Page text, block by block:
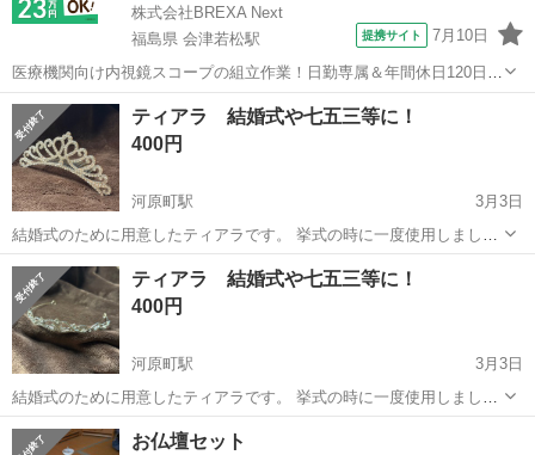
株式会社BREXA Next
福島県 会津若松駅
提携サイト 7月10日
医療機関向け内視鏡スコープの組立作業！日勤専属＆年間休日120日
★◎20代～40代の男女活躍中！送迎あり！マイカー通勤OK◎無料駐車
場あり★日払いあり◎空調完備で快適作業！《福島県会津若松市》 人
気の工場のお仕事 ◇医療機...
福島 会津若松市 会津若松駅 その他
ティアラ 結婚式や七五三等に！
400円
河原町駅
3月3日
結婚式のために用意したティアラです。 挙式の時に一度使用しまし
た。 小ぶりですが高さがあるので、可愛い雰囲気になります もう使用
することはないので、使っていただける方にお譲りできたら嬉しいで
す！
宮城 仙台市 冠婚葬祭 ティアラ
ティアラ 結婚式や七五三等に！
400円
河原町駅
3月3日
結婚式のために用意したティアラです。 挙式の時に一度使用しまし
た。 横に広く、高さは低めなため、大人っぽい雰囲気になります もう
使用することはないので、使っていただける方にお譲りできたら嬉し
宮城 仙台市 河原町駅
お仏壇セット